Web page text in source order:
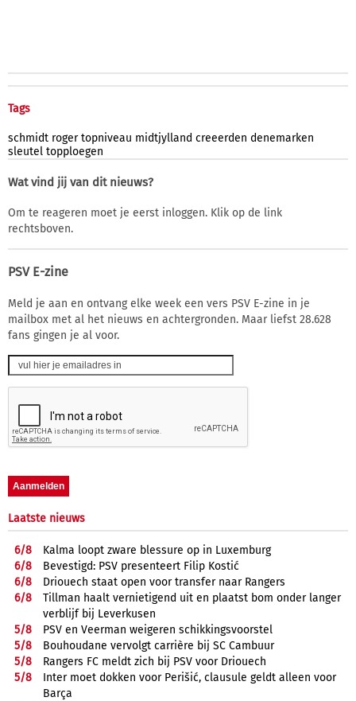
Tags
schmidt roger topniveau midtjylland creeerden denemarken
sleutel topploegen
Wat vind jij van dit nieuws?
Om te reageren moet je eerst inloggen. Klik op de link
rechtsboven.
PSV E-zine
Meld je aan en ontvang elke week een vers PSV E-zine in je
mailbox met al het nieuws en achtergronden. Maar liefst 28.628
fans gingen je al voor.
Laatste nieuws
6/8
Kalma loopt zware blessure op in Luxemburg
6/8
Bevestigd: PSV presenteert Filip Kostić
6/8
Driouech staat open voor transfer naar Rangers
6/8
Tillman haalt vernietigend uit en plaatst bom onder langer
verblijf bij Leverkusen
5/8
PSV en Veerman weigeren schikkingsvoorstel
5/8
Bouhoudane vervolgt carrière bij SC Cambuur
5/8
Rangers FC meldt zich bij PSV voor Driouech
5/8
Inter moet dokken voor Perišić, clausule geldt alleen voor
Barça